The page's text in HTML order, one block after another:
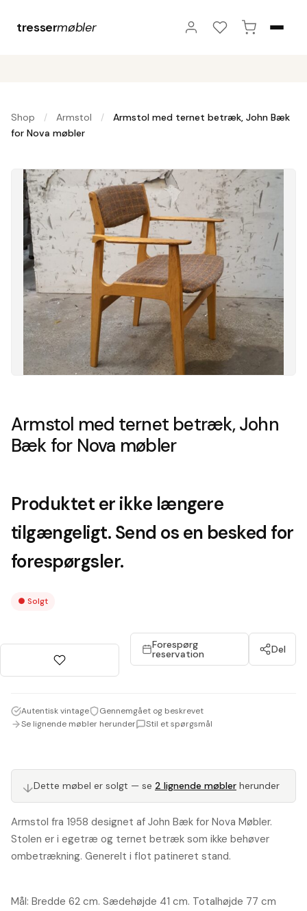
tressermøbler
Shop / Armstol /
Armstol med ternet betræk, John Bæk
for Nova møbler
Armstol med ternet betræk, John
Bæk for Nova møbler
Armstol fra 1958 designet af John Bæk for Nova Møbler.
Stolen er i egetræ og ternet betræk som ikke behøver
ombetrækning. Generelt i flot patineret stand.
Mål: Bredde 62 cm. Sædehøjde 41 cm. Totalhøjde 77 cm
Produktet er ikke længere
tilgængeligt. Send os en besked for
forespørgsler.
● Solgt
Forespørg
reservation Del
Autentisk vintage
Gennemgået og beskrevet
Se lignende møbler herunder
Stil et spørgsmål
↓Dette møbel er solgt — se 2 lignende møbler herunder